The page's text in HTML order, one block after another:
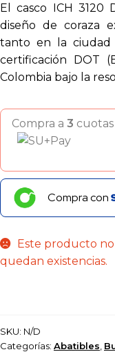
El casco ICH 3120
diseño de coraza
tanto en la ciudad
certificación DOT
Colombia bajo la
Compra a 3
Compra con
Este producto
quedan existencias.
SKU: N/D
Categorías: Abatibles